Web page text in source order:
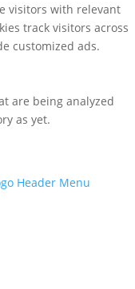
visitors with relevant
track visitors across
customized ads.
are being analyzed
as yet.